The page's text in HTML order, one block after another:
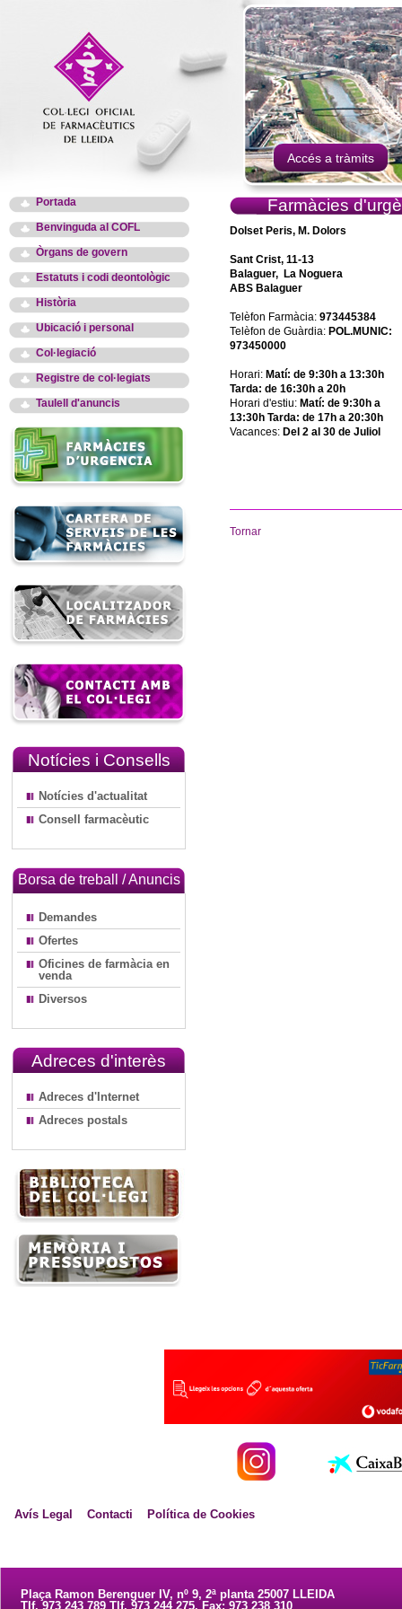
Accés a tràmits
Portada
Benvinguda al COFL
Òrgans de govern
Estatuts i codi deontològic
Història
Ubicació i personal
Col·legiació
Registre de col·legiats
Taulell d'anuncis
Notícies i Consells
Notícies d'actualitat
Consell farmacèutic
Borsa de treball / Anuncis
Demandes
Ofertes
Oficines de farmàcia en
venda
Diversos
Adreces d'interès
Adreces d'Internet
Adreces postals
Farmàcies
Dolset Peris, M. Dolors
Sant Crist, 11-13
Balaguer, La Noguera
ABS Balaguer
Telèfon Farmàcia: 973445384
Telèfon de Guàrdia: POL.MUNIC:
973450000
Horari: Matí: de 9:30h a 13:30h
Tarda: de 16:30h a 20h
Horari d'estiu: Matí: de 9:30h a
13:30h Tarda: de 17h a 20:30h
Vacances: Del 2 al 30 de Juliol
Tornar
Avís Legal Contacti Política de Cookies
Plaça Ramon Berenguer IV, nº 9, 2ª planta 25007 LLEIDA
Tlf. 973 243 789 Tlf. 973 244 275. Fax: 973 238 310